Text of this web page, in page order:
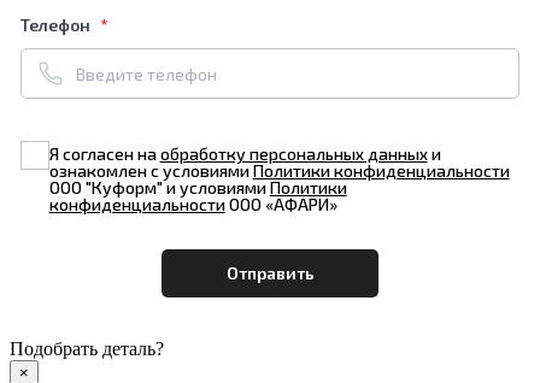
Телефон
Я согласен наобработку персональных данныхи
ознакомлен с условиямиПолитики конфиденциальности
ООО "Куформ" и условиямиПолитики
конфиденциальностиООО «АФАРИ»
Подобрать деталь?
×